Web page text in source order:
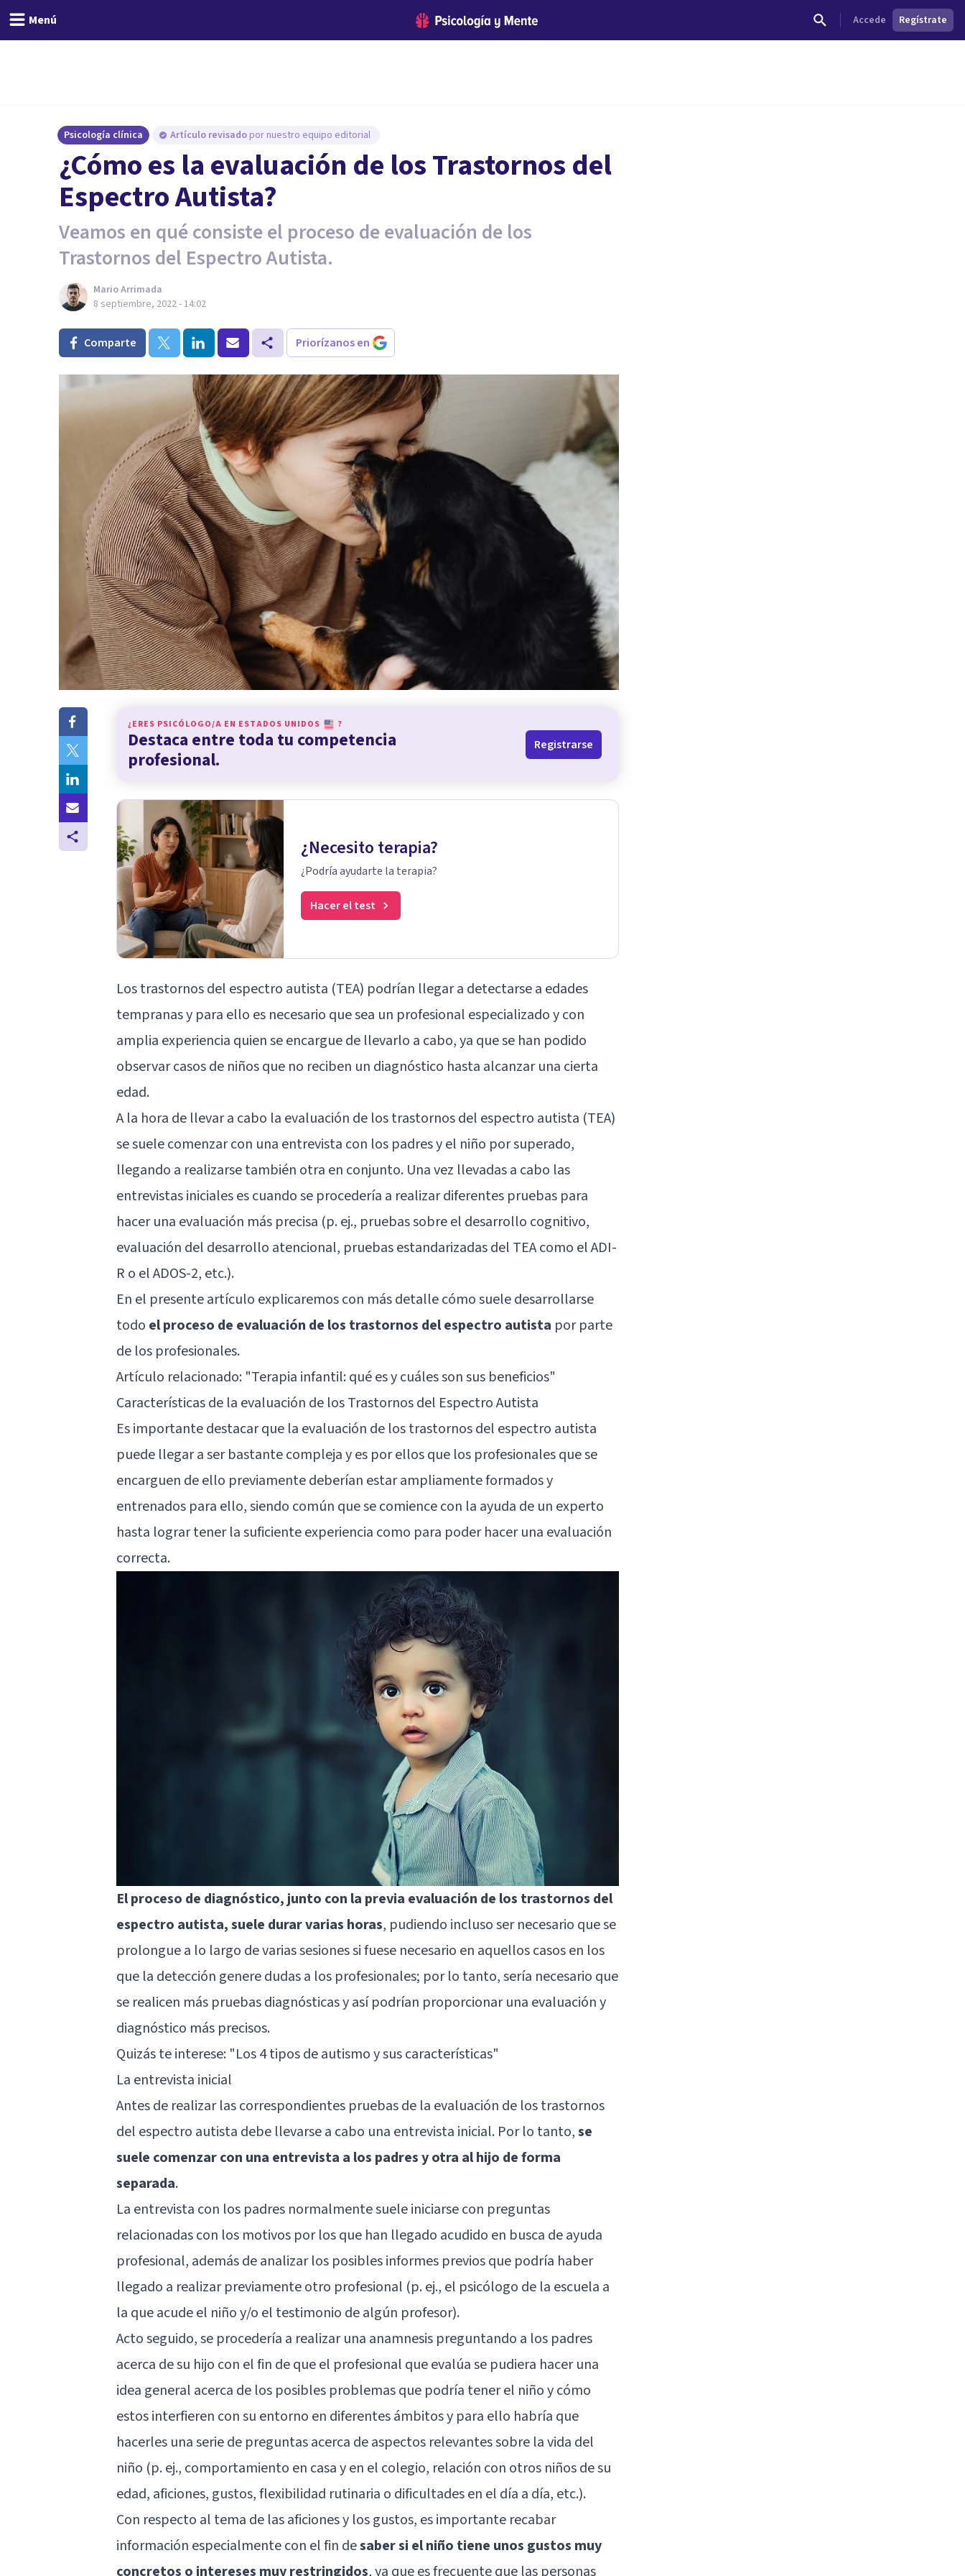
Menú Accede Regístrate
Psicología clínica Artículo revisado por nuestro equipo editorial
¿Cómo es la evaluación de los Trastornos del
Espectro Autista?
Veamos en qué consiste el proceso de evaluación de los
Trastornos del Espectro Autista.
Mario Arrimada
8 septiembre, 2022 - 14:02
Comparte Priorízanos en
¿ERES PSICÓLOGO/A EN ESTADOS UNIDOS ?
Destaca entre toda tu competencia
profesional.
Registrarse
¿Necesito terapia?
¿Podría ayudarte la terapia?
Hacer el test
Los trastornos del espectro autista (TEA) podrían llegar a detectarse a edades
tempranas y para ello es necesario que sea un profesional especializado y con
amplia experiencia quien se encargue de llevarlo a cabo, ya que se han podido
observar casos de niños que no reciben un diagnóstico hasta alcanzar una cierta
edad.
A la hora de llevar a cabo la evaluación de los trastornos del espectro autista (TEA)
se suele comenzar con una entrevista con los padres y el niño por superado,
llegando a realizarse también otra en conjunto. Una vez llevadas a cabo las
entrevistas iniciales es cuando se procedería a realizar diferentes pruebas para
hacer una evaluación más precisa (p. ej., pruebas sobre el desarrollo cognitivo,
evaluación del desarrollo atencional, pruebas estandarizadas del TEA como el ADI-
R o el ADOS-2, etc.).
En el presente artículo explicaremos con más detalle cómo suele desarrollarse
todo el proceso de evaluación de los trastornos del espectro autista por parte
de los profesionales.
Artículo relacionado: "Terapia infantil: qué es y cuáles son sus beneficios"
Características de la evaluación de los Trastornos del Espectro Autista
Es importante destacar que la evaluación de los trastornos del espectro autista
puede llegar a ser bastante compleja y es por ellos que los profesionales que se
encarguen de ello previamente deberían estar ampliamente formados y
entrenados para ello, siendo común que se comience con la ayuda de un experto
hasta lograr tener la suficiente experiencia como para poder hacer una evaluación
correcta.
El proceso de diagnóstico, junto con la previa evaluación de los trastornos del
espectro autista, suele durar varias horas, pudiendo incluso ser necesario que se
prolongue a lo largo de varias sesiones si fuese necesario en aquellos casos en los
que la detección genere dudas a los profesionales; por lo tanto, sería necesario que
se realicen más pruebas diagnósticas y así podrían proporcionar una evaluación y
diagnóstico más precisos.
Quizás te interese: "Los 4 tipos de autismo y sus características"
La entrevista inicial
Antes de realizar las correspondientes pruebas de la evaluación de los trastornos
del espectro autista debe llevarse a cabo una entrevista inicial. Por lo tanto,se
suele comenzar con una entrevista a los padres y otra al hijo de forma
separada.
La entrevista con los padres normalmente suele iniciarse con preguntas
relacionadas con los motivos por los que han llegado acudido en busca de ayuda
profesional, además de analizar los posibles informes previos que podría haber
llegado a realizar previamente otro profesional (p. ej., el psicólogo de la escuela a
la que acude el niño y/o el testimonio de algún profesor).
Acto seguido, se procedería a realizar una anamnesis preguntando a los padres
acerca de su hijo con el fin de que el profesional que evalúa se pudiera hacer una
idea general acerca de los posibles problemas que podría tener el niño y cómo
estos interfieren con su entorno en diferentes ámbitos y para ello habría que
hacerles una serie de preguntas acerca de aspectos relevantes sobre la vida del
niño (p. ej., comportamiento en casa y en el colegio, relación con otros niños de su
edad, aficiones, gustos, flexibilidad rutinaria o dificultades en el día a día, etc.).
Con respecto al tema de las aficiones y los gustos, es importante recabar
información especialmente con el fin desaber si el niño tiene unos gustos muy
concretos o intereses muy restringidos, ya que es frecuente que las personas